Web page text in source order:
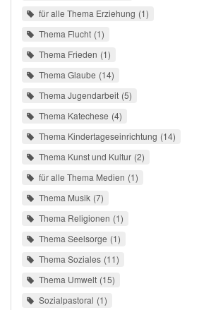
für alle Thema Erziehung 1
Thema Flucht 1
Thema Frieden 1
Thema Glaube 14
Thema Jugendarbeit 5
Thema Katechese 4
Thema Kindertageseinrichtung 14
Thema Kunst und Kultur 2
für alle Thema Medien 1
Thema Musik 7
Thema Religionen 1
Thema Seelsorge 1
Thema Soziales 11
Thema Umwelt 15
Sozialpastoral 1